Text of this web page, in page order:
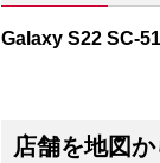
Galaxy S22 SC-
店舗を地図